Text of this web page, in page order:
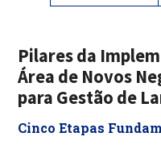
Pilares da
Área de Novos
para Gestão de
Cinco Etapas